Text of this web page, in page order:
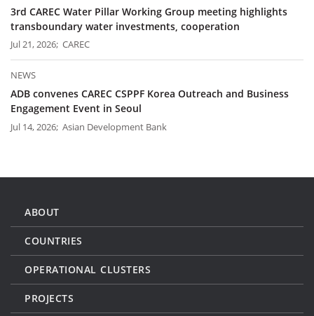
3rd CAREC Water Pillar Working Group meeting highlights
transboundary water investments, cooperation
Jul 21, 2026; CAREC
NEWS
ADB convenes CAREC CSPPF Korea Outreach and Business
Engagement Event in Seoul
Jul 14, 2026; Asian Development Bank
ABOUT
COUNTRIES
OPERATIONAL CLUSTERS
PROJECTS